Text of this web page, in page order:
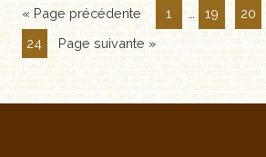
« Page précédente 1 19 20
24
Page suivante »